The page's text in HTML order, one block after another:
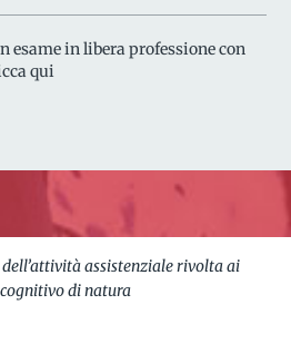
esame in libera professione con
qui
assistenziale rivolta ai
di natura